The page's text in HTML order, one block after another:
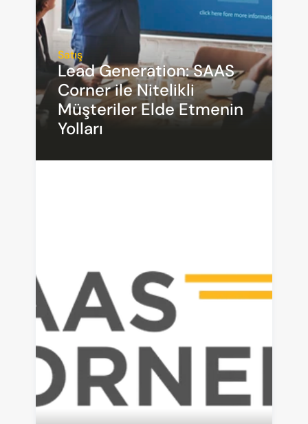
Satış
Lead Generation: SAAS
Corner ile Nitelikli
Müşteriler Elde Etmenin
Yolları